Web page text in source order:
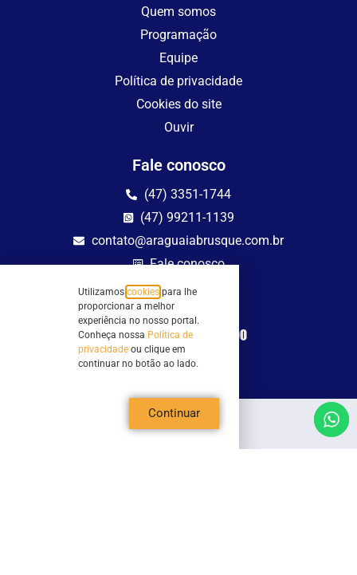
Quem somos
Programação
Equipe
Política de privacidade
Cookies do site
Ouvir
Fale conosco
(47) 3351-1744
(47) 99211-1139
contato@araguaiabrusque.com.br
Fale conosco
Site seguro
Todos os direitos reservados - Sociedade Rádio Araguaia de Brusque Ltda -
Mathilde Hoffmann, 66 - Centro II, Brusque, SC - 88353-120 - Centro Comercial
Utilizamos cookies para lhe
proporcionar a melhor
experiência no nosso portal.
Conheça nossa Política de
privacidade ou clique em
continuar no botão ao lado.
Continuar